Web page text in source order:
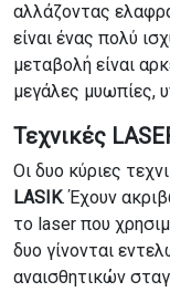
αλλάζοντας
είναι ένας πολύ
μεταβολή είναι
μεγάλες μυωπίες,
Τεχνικές
Οι δυο κύριες
LASIK. Έχουν
το laser που
δυο γίνονται
αναισθητικών